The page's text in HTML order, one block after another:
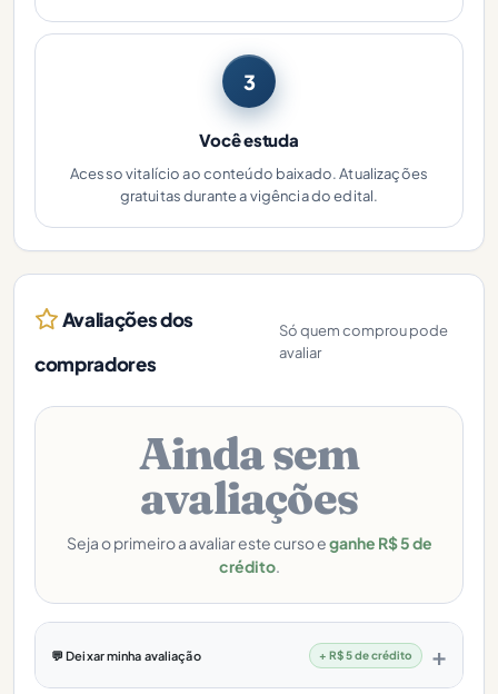
3
Você estuda
Acesso vitalício ao conteúdo baixado. Atualizações
gratuitas durante a vigência do edital.
Avaliações dos
compradores
Só quem comprou pode
avaliar
Ainda sem
avaliações
Seja o primeiro a avaliar este curso eganhe R$ 5 de
crédito.
💬 Deixar minha avaliação + R$ 5 de crédito